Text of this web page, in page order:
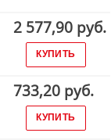
2 577,90 руб.
КУПИТЬ
733,20 руб.
КУПИТЬ